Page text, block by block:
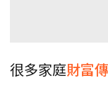
很多家庭財富